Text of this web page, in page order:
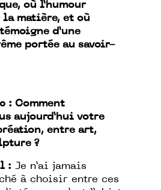
où l’humour
la matière, et où
d’une
portée au savoir-
: Comment
aujourd’hui votre
entre art,
?
: Je n’ai jamais
à choisir entre ces